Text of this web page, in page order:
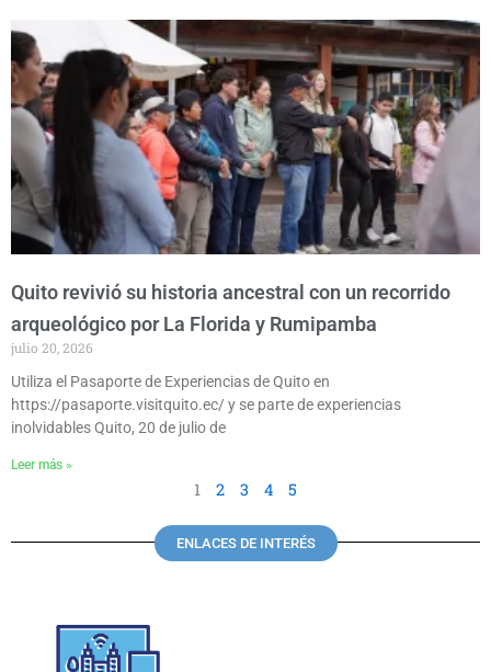
Quito revivió su historia ancestral con un recorrido
arqueológico por La Florida y Rumipamba
julio 20, 2026
Utiliza el Pasaporte de Experiencias de Quito en
https://pasaporte.visitquito.ec/ y se parte de experiencias
inolvidables Quito, 20 de julio de
Leer más »
1 2 3 4 5
ENLACES DE INTERÉS